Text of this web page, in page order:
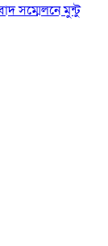
সম্মেলনে মুন্টু